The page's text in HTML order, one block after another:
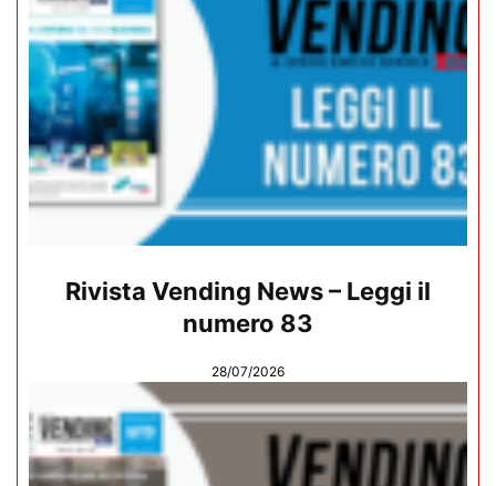
Rivista Vending News – Leggi il
numero 83
28/07/2026